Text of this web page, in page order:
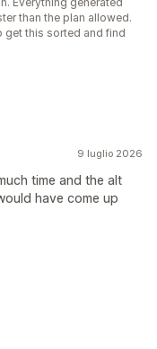
than the plan allowed.
get this sorted and find
9 luglio 2026
time and the alt
have come up